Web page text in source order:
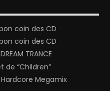
bon coin des CD
bon coin des CD
TRANCE
de “Children”
Hardcore Megamix